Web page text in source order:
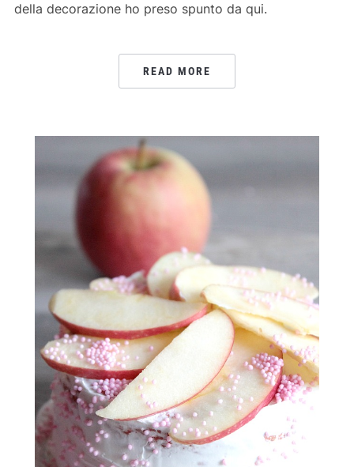
della decorazione ho preso spunto da qui.
READ MORE